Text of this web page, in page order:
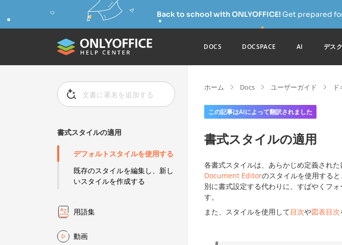
Back to school with ONLYOFFICE!Get prepared
DOCS DOCSPACE AI デス
書式スタイルの適用
デフォルトスタイルを使用する
既存のスタイルを編集し、新し
いスタイルを作成する
用語集
動画
ホーム Docs ユーザーガイド
この記事はAIによって翻訳されました
書式スタイルの適用
各書式スタイルは、あらかじめ定義され
Document Editorのスタイルを使用する
別に書式設定する代わりに、すばやくフ
す。
また、スタイルを使用して目次や図表目次